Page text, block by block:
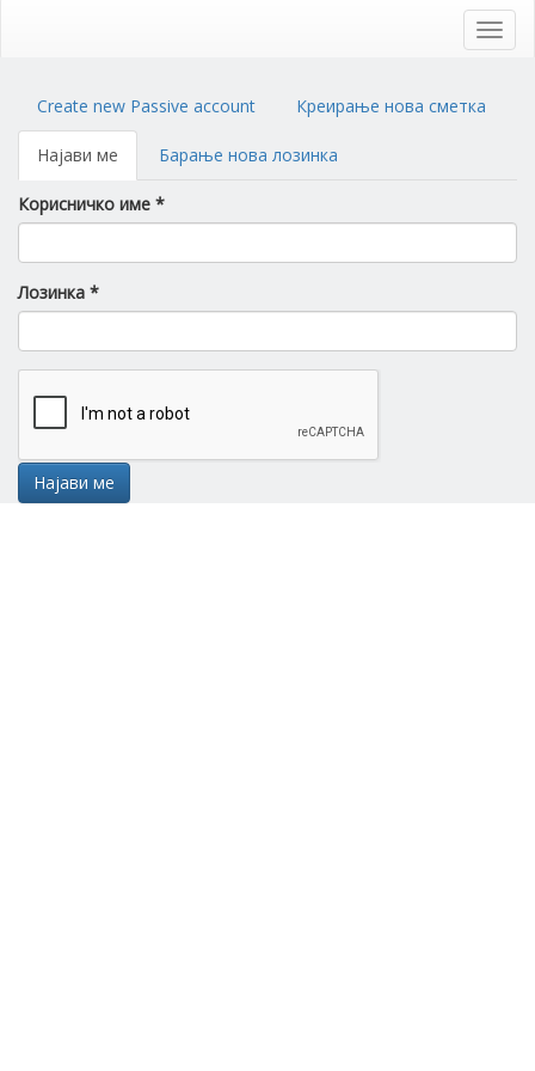
Primary
tabs
Create new Passive account Креирање нова сметка
Најави ме (activeБарање нова лозинка
Корисничко име *
Лозинка *
Најави ме